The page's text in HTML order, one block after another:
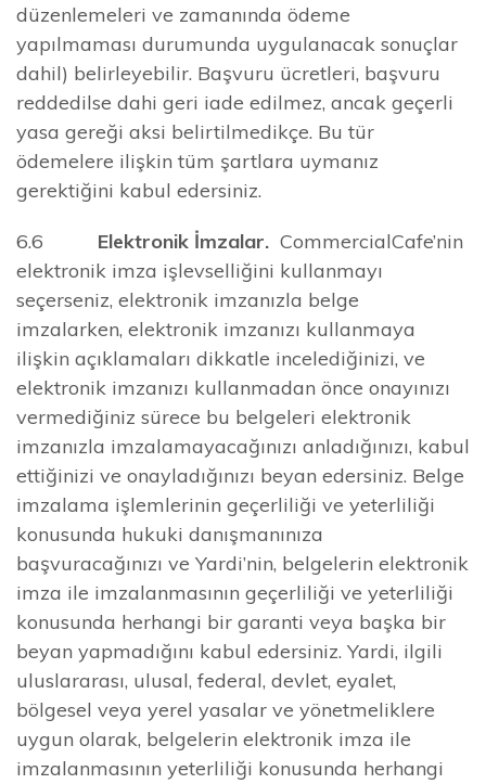
düzenlemeleri ve zamanında ödeme
yapılmaması durumunda uygulanacak sonuçlar
dahil) belirleyebilir. Başvuru ücretleri, başvuru
reddedilse dahi geri iade edilmez, ancak geçerli
yasa gereği aksi belirtilmedikçe. Bu tür
ödemelere ilişkin tüm şartlara uymanız
gerektiğini kabul edersiniz.
6.6 Elektronik İmzalar. CommercialCafe’nin
elektronik imza işlevselliğini kullanmayı
seçerseniz, elektronik imzanızla belge
imzalarken, elektronik imzanızı kullanmaya
ilişkin açıklamaları dikkatle incelediğinizi, ve
elektronik imzanızı kullanmadan önce onayınızı
vermediğiniz sürece bu belgeleri elektronik
imzanızla imzalamayacağınızı anladığınızı, kabul
ettiğinizi ve onayladığınızı beyan edersiniz. Belge
imzalama işlemlerinin geçerliliği ve yeterliliği
konusunda hukuki danışmanınıza
başvuracağınızı ve Yardi’nin, belgelerin elektronik
imza ile imzalanmasının geçerliliği ve yeterliliği
konusunda herhangi bir garanti veya başka bir
beyan yapmadığını kabul edersiniz. Yardi, ilgili
uluslararası, ulusal, federal, devlet, eyalet,
bölgesel veya yerel yasalar ve yönetmeliklere
uygun olarak, belgelerin elektronik imza ile
imzalanmasının yeterliliği konusunda herhangi